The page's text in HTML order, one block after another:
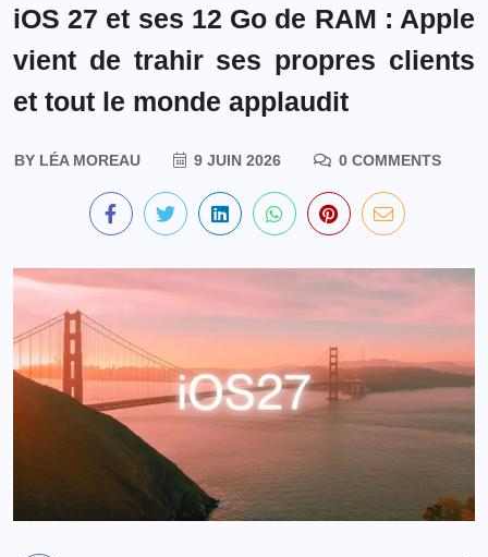
iOS 27 et ses 12 Go de RAM : Apple
vient de trahir ses propres clients
et tout le monde applaudit
BY LÉA MOREAU 9 JUIN 2026 0 COMMENTS